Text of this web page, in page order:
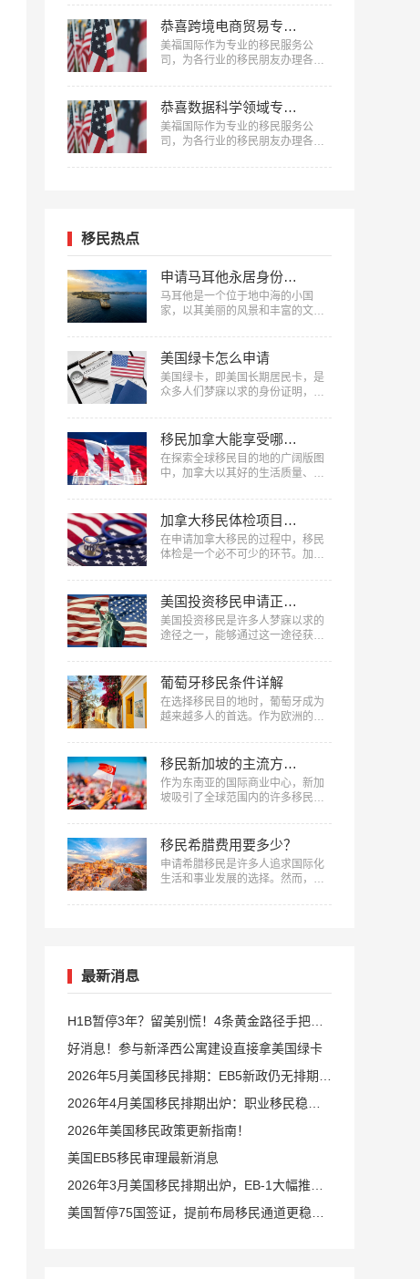
为大家分享生物科技领域专家孟先
生获批美国EB-1A移民成功案例。
…
恭喜跨境电商贸易专家何女士获批美国EB-1A移民！
美福国际作为专业的移民服务公
司，为各行业的移民朋友办理各种
为大家分享跨境电商贸易专家何女
士获批美国EB-1A移民成功案例。
…
恭喜数据科学领域专家邱先生获批美国NIW移民！
美福国际作为专业的移民服务公
司，为各行业的移民朋友办理各种
为大家分享数据科学领域专家邱先
移民热点
申请马耳他永居身份费用清单
马耳他是一个位于地中海的小国
家，以其美丽的风景和丰富的文化
申请马耳他移民，以享受这个国家
的福利和优势。申请马耳他永居身
份需要支付一定的费用，以下是美
福国际整理的申请马耳他永居身份
费用清单。…
美国绿卡怎么申请
美国绿卡，即美国长期居民卡，是
众多人们梦寐以求的身份证明，在
常重要的意义。那么，美国绿卡怎
么申请呢？接下来，美福国际将详
细解读美国绿卡的申请流程和条
件，为你一一解答。…
移民加拿大能享受哪些福利
在探索全球移民目的地的广阔版图
中，加拿大以其好的生活质量、丰
及慷慨的福利制度，成为了众多家
庭与个人的理想选择，到底移民加
拿大能享受哪些福利​？下面美福国
际将深入剖析移民加拿大后能享受
的主要福利。…
加拿大移民体检项目和注意事项
在申请加拿大移民的过程中，移民
体检是一个必不可少的环节。加拿
状况的重要手段，也是确保新移民
能够适应加拿大生活的一项重要措
施。下面美福国际将详细介绍加拿
大移民体检项目和注意事项​，从体
检前的准备工作、具体体检项目到
能够顺利通过体检，...…
美国投资移民申请正式绿卡要什么条件
美国投资移民是许多人梦寐以求的
途径之一，能够通过这一途径获得
但要获得美国投资移民申请正式绿
卡，需要符合一系列条件，那么美
国投资移民申请正式绿卡要什么条
件？下面美福国际将详细介绍美国
投资移民签证的相关条件，希望能
葡萄牙移民条件详解
在选择移民目的地时，葡萄牙成为
越来越多人的首选。作为欧洲的一
风光、丰富的文化和历史遗产以及
良好的生活质量吸引着全世界的目
光。本文中，美福国际为您带来葡
萄牙移民条件详解，帮助读者更好
地了解如何实现葡萄牙移民梦想。
移民新加坡的主流方式汇总
作为东南亚的国际商业中心，新加
坡吸引了全球范围内的许多移民。
吸引技术精英、投资者和创业者，
成为新加坡长期居民的比较佳选择
之一。下面美福国际将对移民新加
坡的主流方式汇总，涵盖了各种途
径和条件。…
移民希腊费用要多少？
申请希腊移民是许多人追求国际化
生活和事业发展的选择。然而，在
费用要求是非常重要的。本文中，
最新消息
H1B暂停3年？留美别慌！4条黄金路径手把手
教你留美
好消息！参与新泽西公寓建设直接拿美国绿卡
2026年5月美国移民排期：EB5新政仍无排期！
旧政狂飙5个月！
2026年4月美国移民排期出炉：职业移民稳步
前进，EB5新政依旧无排期
2026年美国移民政策更新指南！
美国EB5移民审理最新消息
2026年3月美国移民排期出炉，EB-1大幅推
进，EB5新政仍无排期
美国暂停75国签证，提前布局移民通道更稳定